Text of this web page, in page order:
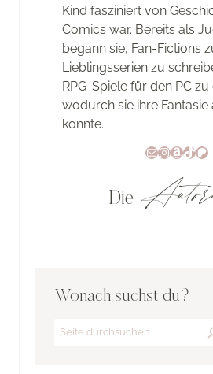
Kind fasziniert von
Comics war. Bereits als
begann sie, Fan-Fictions
Lieblingsserien zu
RPG-Spiele für den PC
wodurch sie ihre Fantasie
konnte.
E-MailInstagram
Amazon
TikTok
Die
Wonach suchst du?
Search